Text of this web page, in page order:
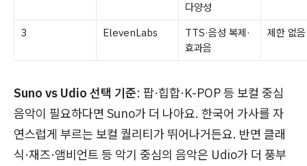
다양성
3 ElevenLabs
TTS·음성 복제·
효과음
제한 없음
Suno vs Udio 선택 기준: 팝·힙합·K-POP 등 보컬 중심
음악이 필요하다면 Suno가 더 나아요. 한국어 가사를 자
연스럽게 부르는 보컬 퀄리티가 뛰어나거든요. 반면 클래
식·재즈·앰비언트 등 악기 중심의 음악은 Udio가 더 풍부